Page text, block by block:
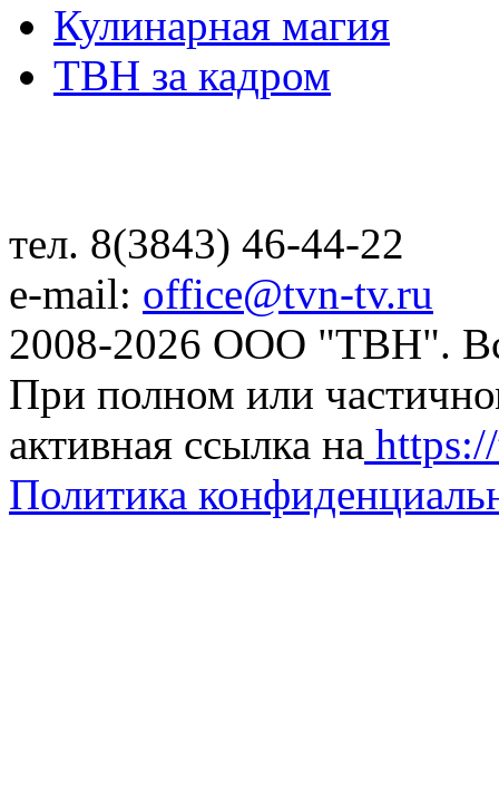
Кулинарная магия
ТВН за кадром
тел. 8(3843) 46-44-22
e-mail: office@tvn-tv.ru
2008-2026 ООО "ТВН".
При полном или
активная ссылка на
Политика